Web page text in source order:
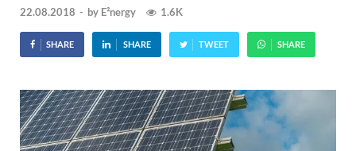
22.08.2018 - by E²nergy 1.6K
SHARE SHARE TWEET SHARE